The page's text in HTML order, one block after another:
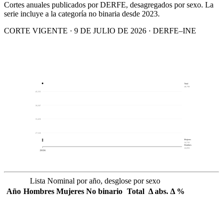
Cortes anuales publicados por DERFE, desagregados por sexo. La
serie incluye a la categoría no binaria desde 2023.
CORTE VIGENTE · 9 DE JULIO DE 2026 · DERFE–INE
27,520
33,458
39,397
45,335
2026
Total
48,799
Mujeres
24,743
Hombres
24,056
Lista Nominal por año, desglose por sexo
Año Hombres Mujeres No binario Total Δ abs. Δ %